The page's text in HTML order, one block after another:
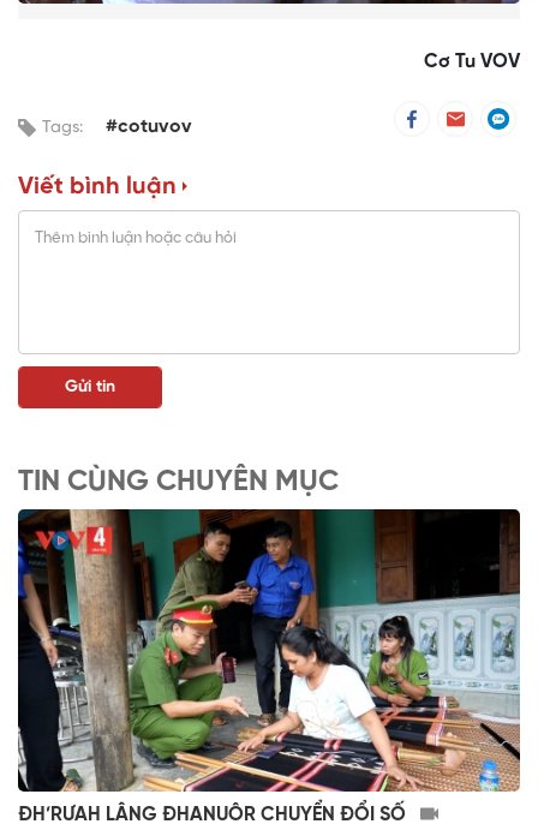
Cơ Tu VOV
Tags: #cotuvov
Viết bình luận
TIN CÙNG CHUYÊN MỤC
ĐH’RƯAH LÂNG ĐHANUÔR CHUYỂN ĐỔI SỐ